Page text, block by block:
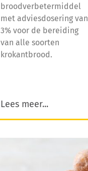
broodverbetermiddel
met adviesdosering van
3% voor de bereiding
van alle soorten
krokantbrood.
Lees meer...